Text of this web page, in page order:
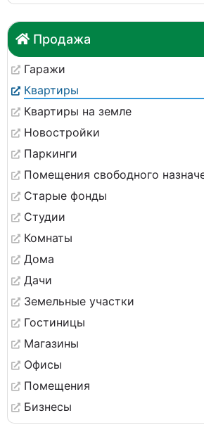
Продажа
Гаражи
Квартиры
Квартиры на земле
Новостройки
Паркинги
Помещения свободного
Старые фонды
Студии
Комнаты
Дома
Дачи
Земельные участки
Гостиницы
Магазины
Офисы
Помещения
Бизнесы